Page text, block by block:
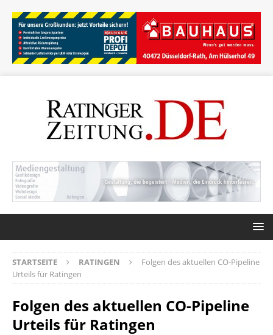
STARTSEITE RATINGEN
Folgen des aktuellen CO-Pipeline
Urteils für Ratingen
Folgen des aktuellen CO-Pipeline
Urteils für Ratingen